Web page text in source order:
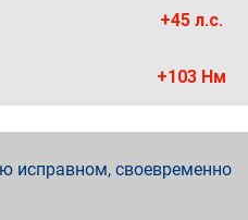
+45 л.с.
+103 Нм
исправном, своевременно